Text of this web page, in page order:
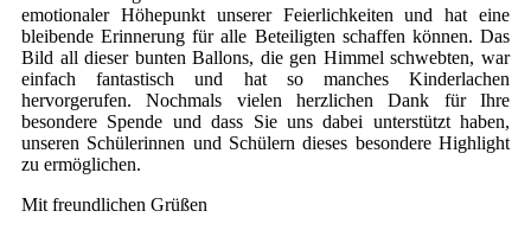
emotionaler Höhepunkt unserer Feierlichkeiten und hat eine
bleibende Erinnerung für alle Beteiligten schaffen können. Das
Bild all dieser bunten Ballons, die gen Himmel schwebten, war
einfach fantastisch und hat so manches Kinderlachen
hervorgerufen. Nochmals vielen herzlichen Dank für Ihre
besondere Spende und dass Sie uns dabei unterstützt haben,
unseren Schülerinnen und Schülern dieses besondere Highlight
zu ermöglichen.
Mit freundlichen Grüßen